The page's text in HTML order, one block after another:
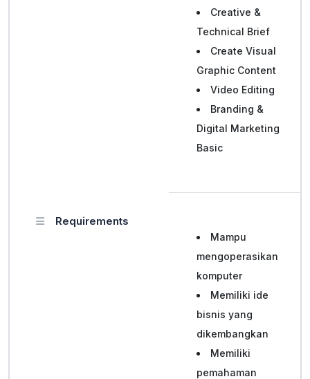
Creative &
Technical Brief
Create Visual
Graphic Content
Video Editing
Branding &
Digital Marketing
Basic
Requirements
Mampu
mengoperasikan
komputer
Memiliki ide
bisnis yang
dikembangkan
Memiliki
pemahaman